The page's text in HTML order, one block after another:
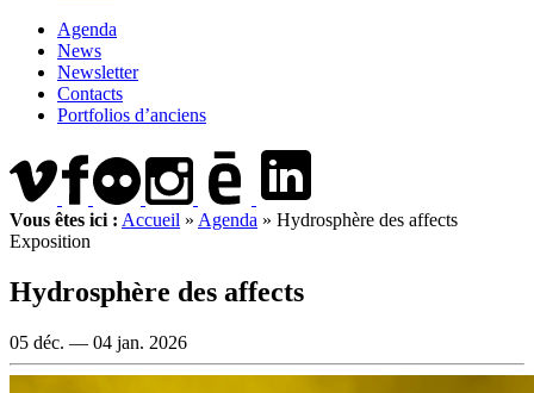
Agenda
News
Newsletter
Contacts
Portfolios d’anciens
Vous êtes ici : Accueil » Agenda » Hydrosphère des affects
Exposition
Hydrosphère des affects
05 déc. — 04 jan. 2026